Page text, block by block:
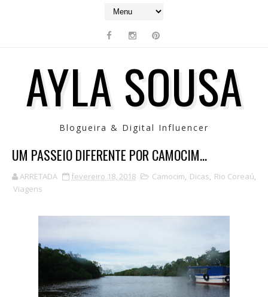
AYLA SOUSA
Blogueira & Digital Influencer
UM PASSEIO DIFERENTE POR CAMOCIM...
ARRETADA fevereiro 18, 2018 Camocim, Dicas, Rio Coreaú,
Viagens